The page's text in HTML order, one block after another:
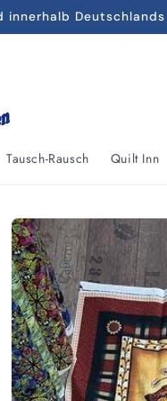
innerhalb
Tausch-Rausch Quilt Inn
Zu
Produktinformationen
springen